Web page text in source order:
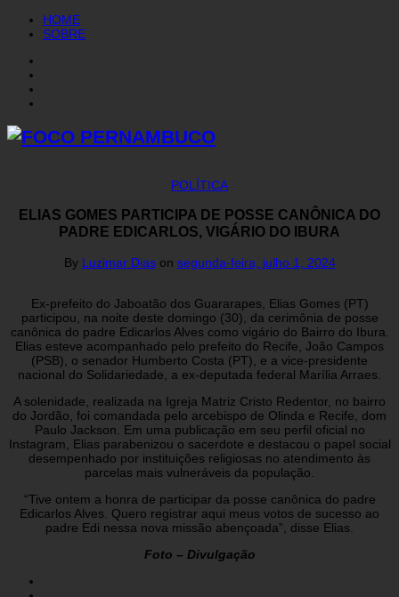
HOME
SOBRE
POLÍTICA
ELIAS GOMES PARTICIPA DE POSSE CANÔNICA DO
PADRE EDICARLOS, VIGÁRIO DO IBURA
By Luzimar Dias on segunda-feira, julho 1, 2024
Ex-prefeito do Jaboatão dos Guararapes, Elias Gomes (PT)
participou, na noite deste domingo (30), da cerimônia de posse
canônica do padre Edicarlos Alves como vigário do Bairro do Ibura.
Elias esteve acompanhado pelo prefeito do Recife, João Campos
(PSB), o senador Humberto Costa (PT), e a vice-presidente
nacional do Solidariedade, a ex-deputada federal Marília Arraes.
A solenidade, realizada na Igreja Matriz Cristo Redentor, no bairro
do Jordão, foi comandada pelo arcebispo de Olinda e Recife, dom
Paulo Jackson. Em uma publicação em seu perfil oficial no
Instagram, Elias parabenizou o sacerdote e destacou o papel social
desempenhado por instituições religiosas no atendimento às
parcelas mais vulneráveis da população.
“Tive ontem a honra de participar da posse canônica do padre
Edicarlos Alves. Quero registrar aqui meus votos de sucesso ao
padre Edi nessa nova missão abençoada”, disse Elias.
Foto – Divulgação